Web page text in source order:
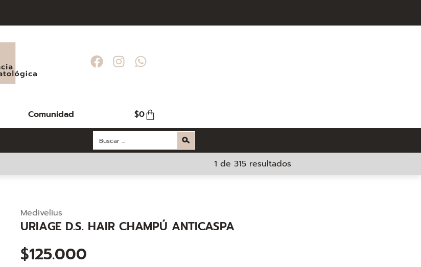
Comunidad $0
1 de 315 resultados
Medivelius
URIAGE D.S. HAIR CHAMPÚ ANTICASPA
$125.000